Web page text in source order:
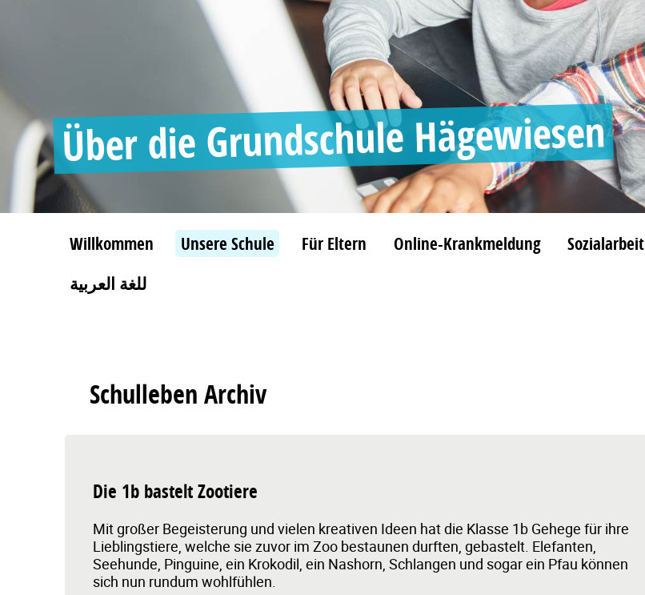
Über die Grundschule Hägewiesen
Willkommen Unsere Schule Für Eltern Online-Krankmeldung Sozialarbeit
للغة العربية
Schulleben Archiv
Die 1b bastelt Zootiere
Mit großer Begeisterung und vielen kreativen Ideen hat die Klasse 1b Gehege für ihre
Lieblingstiere, welche sie zuvor im Zoo bestaunen durften, gebastelt. Elefanten,
Seehunde, Pinguine, ein Krokodil, ein Nashorn, Schlangen und sogar ein Pfau können
sich nun rundum wohlfühlen.